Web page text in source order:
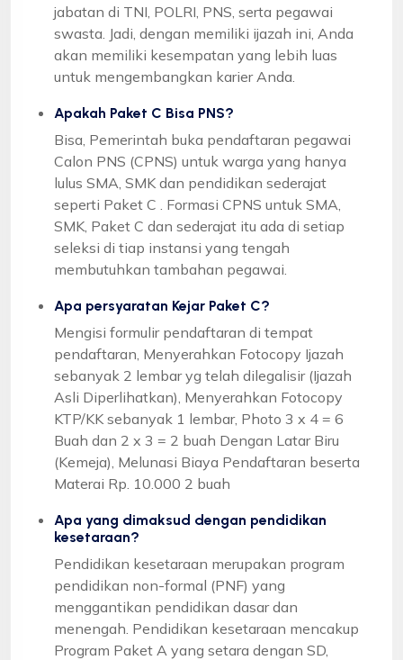
jabatan di TNI, POLRI, PNS, serta pegawai
swasta. Jadi, dengan memiliki ijazah ini, Anda
akan memiliki kesempatan yang lebih luas
untuk mengembangkan karier Anda.
Apakah Paket C Bisa PNS?
Bisa, Pemerintah buka pendaftaran pegawai
Calon PNS (CPNS) untuk warga yang hanya
lulus SMA, SMK dan pendidikan sederajat
seperti Paket C . Formasi CPNS untuk SMA,
SMK, Paket C dan sederajat itu ada di setiap
seleksi di tiap instansi yang tengah
membutuhkan tambahan pegawai.
Apa persyaratan Kejar Paket C?
Mengisi formulir pendaftaran di tempat
pendaftaran, Menyerahkan Fotocopy Ijazah
sebanyak 2 lembar yg telah dilegalisir (Ijazah
Asli Diperlihatkan), Menyerahkan Fotocopy
KTP/KK sebanyak 1 lembar, Photo 3 x 4 = 6
Buah dan 2 x 3 = 2 buah Dengan Latar Biru
(Kemeja), Melunasi Biaya Pendaftaran beserta
Materai Rp. 10.000 2 buah
Apa yang dimaksud dengan pendidikan
kesetaraan?
Pendidikan kesetaraan merupakan program
pendidikan non-formal (PNF) yang
menggantikan pendidikan dasar dan
menengah. Pendidikan kesetaraan mencakup
Program Paket A yang setara dengan SD,